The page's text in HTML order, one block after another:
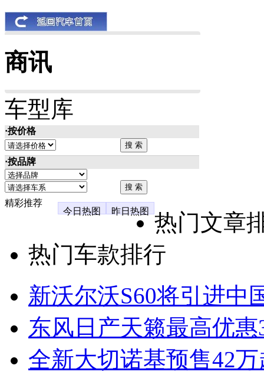
商讯
车型库
·按价格
·按品牌
精彩推荐
今日热图
昨日热图
热门文章
热门车款排行
新沃尔沃S60将引进中
东风日产天籁最高优
全新大切诺基预售42